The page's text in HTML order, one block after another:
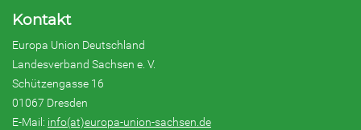
Kontakt
Europa Union Deutschland
Landesverband Sachsen e. V.
Schützengasse 16
01067 Dresden
E-Mail: info(at)europa-union-sachsen.de